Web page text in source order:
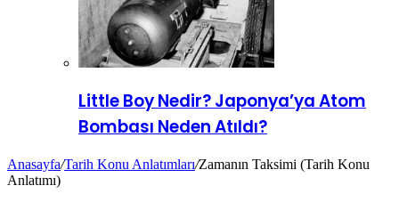
Little Boy Nedir? Japonya’ya Atom
Bombası Neden Atıldı?
Anasayfa/Tarih Konu Anlatımları/Zamanın Taksimi (Tarih Konu
Anlatımı)